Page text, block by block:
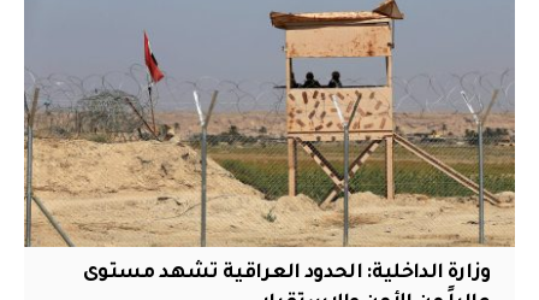
وزارة الداخلية: الحدود العراقية تشهد مستوى